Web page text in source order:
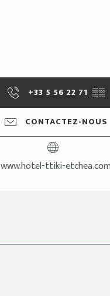
+33 5 56 22 71 ▒▒
CONTACTEZ-NOUS
www.hotel-ttiki-